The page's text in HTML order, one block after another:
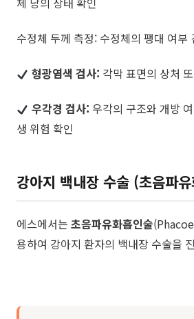
수정체 두께 측정: 수정체의 팽대 여부
형광염색 검사: 각막 표면의 상처
우각경 검사: 우각의 구조와 개방
생 위험 확인
강아지 백내장 수술 (초음파
에스에서는 초음파유화흡인술
용하여 강아지 환자의 백내장 수술을